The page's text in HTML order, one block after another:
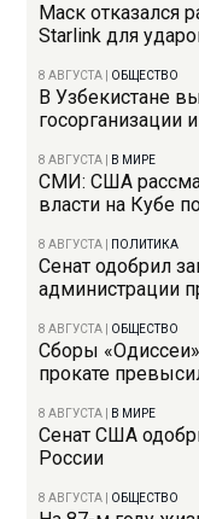
Маск отказался
Starlink для
8 АВГУСТА ОБЩЕСТВО
В Узбекистане
госорганизации
8 АВГУСТА В МИРЕ
СМИ: США
власти на Кубе
8 АВГУСТА ПОЛИТИКА
Сенат одобрил
администрации
8 АВГУСТА ОБЩЕСТВО
Сборы
прокате
8 АВГУСТА В МИРЕ
Сенат США
России
8 АВГУСТА ОБЩЕСТВО